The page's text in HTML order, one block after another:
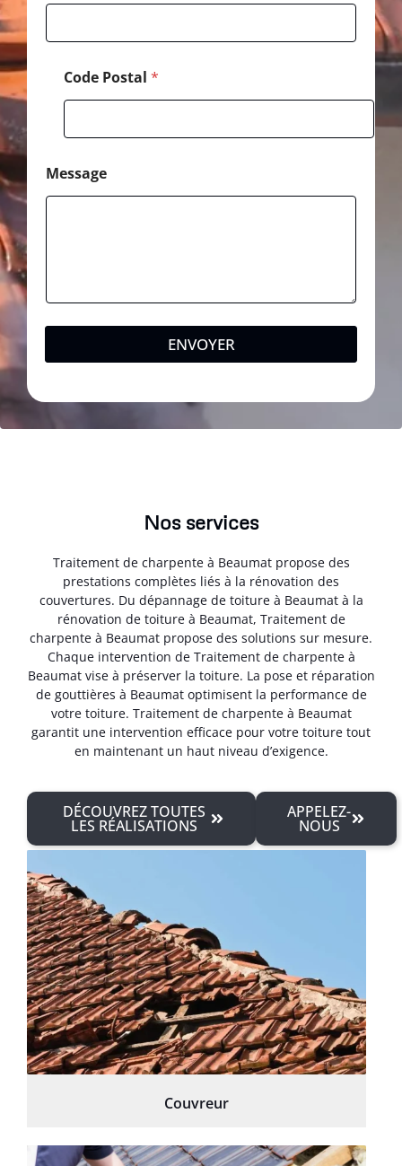
Code Postal *
Message
ENVOYER
Nos services
Traitement de charpente à Beaumat propose des
prestations complètes liés à la rénovation des
couvertures. Du dépannage de toiture à Beaumat à la
rénovation de toiture à Beaumat, Traitement de
charpente à Beaumat propose des solutions sur mesure.
Chaque intervention de Traitement de charpente à
Beaumat vise à préserver la toiture. La pose et réparation
de gouttières à Beaumat optimisent la performance de
votre toiture. Traitement de charpente à Beaumat
garantit une intervention efficace pour votre toiture tout
en maintenant un haut niveau d’exigence.
DÉCOUVREZ TOUTES
LES RÉALISATIONS
APPELEZ-
NOUS
Couvreur